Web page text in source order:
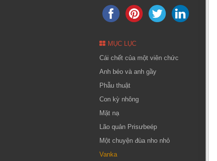
MỤC LỤC
Cái chết của một viên chức
Anh béo và anh gầy
Phẫu thuật
Con kỳ nhông
Mặt nạ
Lão quản Prisưbeép
Một chuyện đùa nho nhỏ
Vanka